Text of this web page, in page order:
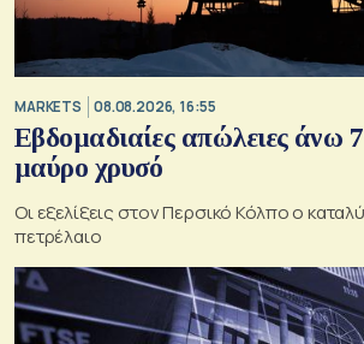
MARKETS 08.08.2026, 16:55
Εβδομαδιαίες απώλειες άνω
μαύρο χρυσό
Οι εξελίξεις στον Περσικό Κόλπο ο
πετρέλαιο